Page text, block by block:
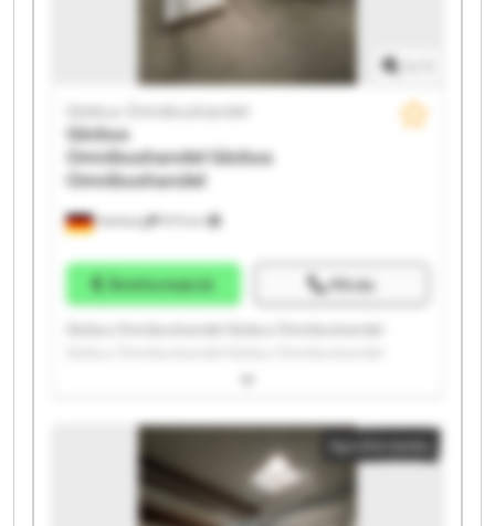
Hamburg
Globus Omnibushandel
Globus
OmnibushandelGlobus
Omnibushandel
Árinformáció Hívás
Globus Omnibushandel Globus Omnibushandel
Globus Omnibushandel Globus Omnibushandel
Globus Omnibushandel Globus Omnibushandel
Globus Omnibushandel Globus Omnibushandel
Globus Omnibushandel Globus Omnibushandel
Globus Omnibushandel Globus Omnibushandel
Apróhirdetés